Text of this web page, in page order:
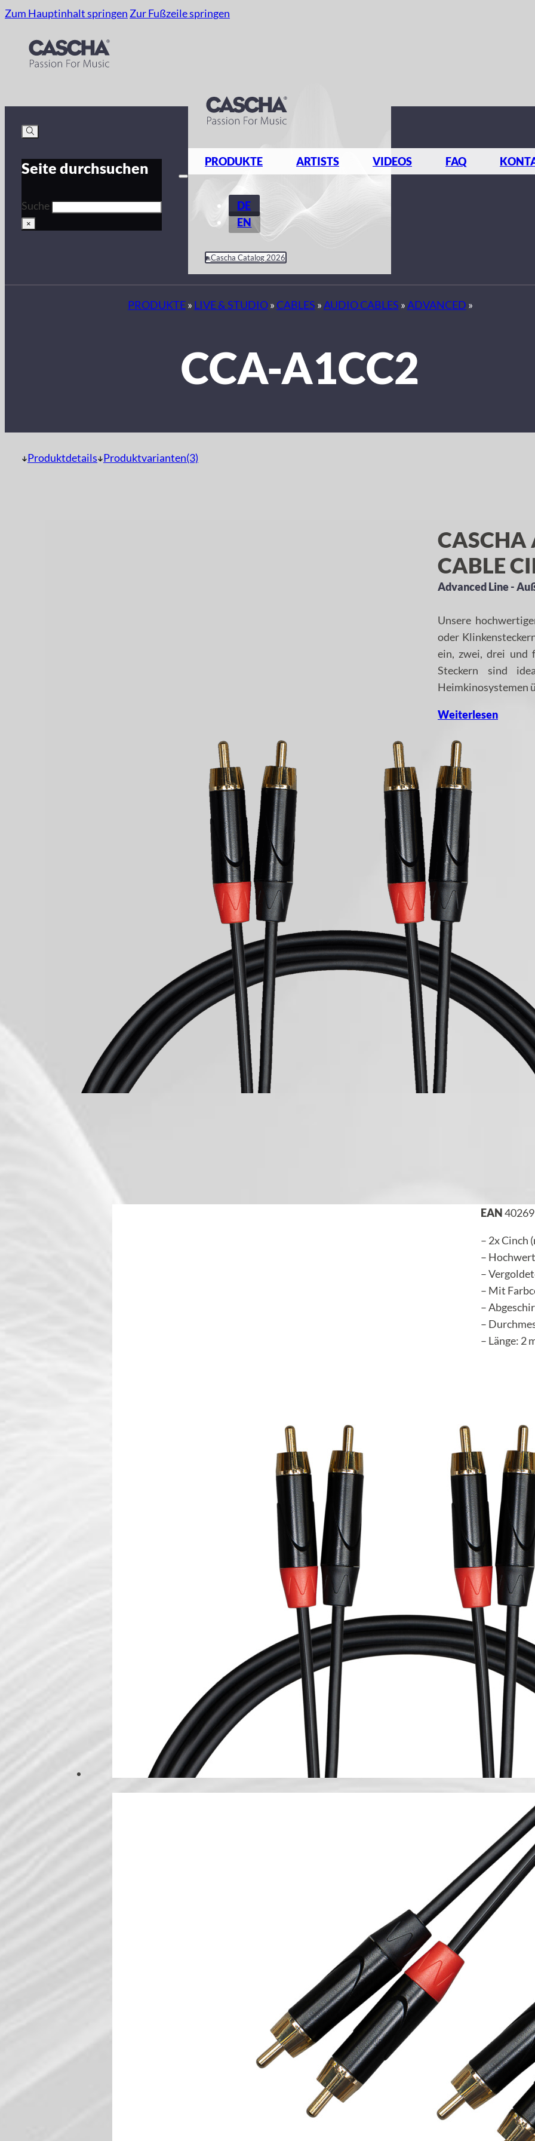
Zum Hauptinhalt springen Zur Fußzeile springen
Seite durchsuchen
Suche
×
PRODUKTE ARTISTS VIDEOS FAQ
DE
EN
Cascha Catalog 2026
PRODUKTE» LIVE & STUDIO»CABLES »AUDIO CABLES »ADVANCED »
CCA-A1CC2
Produktdetails Produktvarianten(3)
CASCHA
CABLE
Advanced Line -
Unsere
oder
ein, zwei, drei und
Steckern sind
Heimkinosystemen
Weiterlesen
EAN
– 2x Cinch
–
–
– Mit
–
–
– Länge: 2